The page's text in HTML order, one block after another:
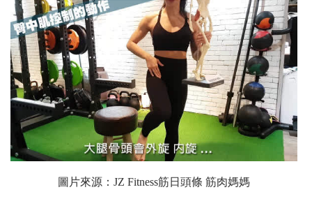
圖片來源：JZ Fitness筋日頭條 筋肉媽媽